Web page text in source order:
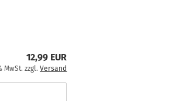
12,99 EUR
MwSt. zzgl.Versand